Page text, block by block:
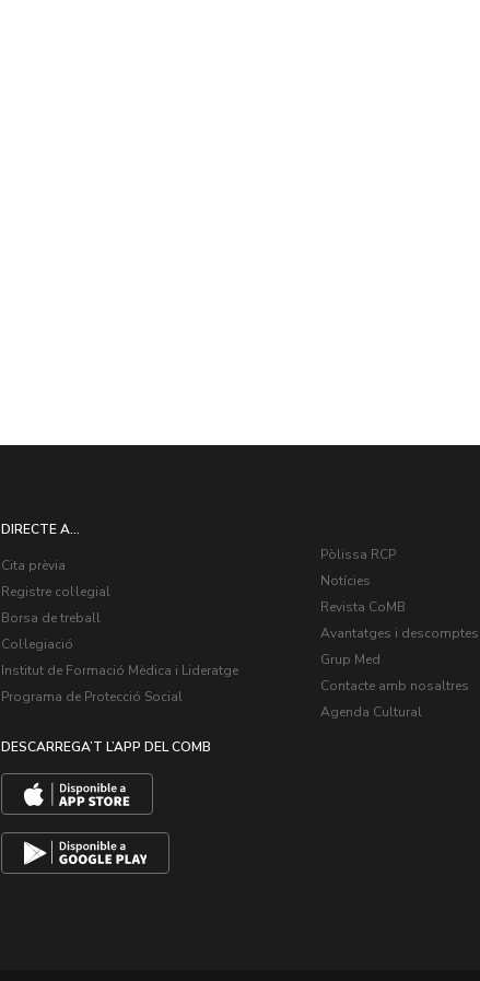
DIRECTE A...
Cita prèvia
Registre col·legial
Borsa de treball
Col·legiació
Institut de Formació Mèdica i Lideratge
Programa de Protecció Social
DESCARREGA’T L’APP DEL COMB
Pòlissa RCP
Notícies
Revista CoMB
Avantatges i descomptes
Grup Med
Contacte amb nosaltres
Agenda Cultural